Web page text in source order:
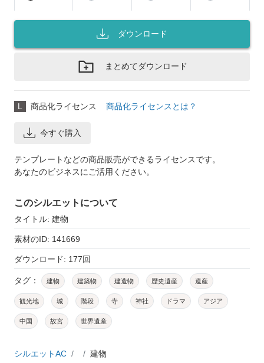
ダウンロード
まとめてダウンロード
L 商品化ライセンス 商品化ライセンスとは？
今すぐ購入
テンプレートなどの商品販売ができるライセンスです。
あなたのビジネスにご活用ください。
このシルエットについて
タイトル: 建物
素材のID: 141669
ダウンロード: 177回
タグ： 建物 建築物 建造物 歴史遺産 遺産
観光地 城 階段 寺 神社 ドラマ アジア
中国 故宮 世界遺産
シルエットAC 建物